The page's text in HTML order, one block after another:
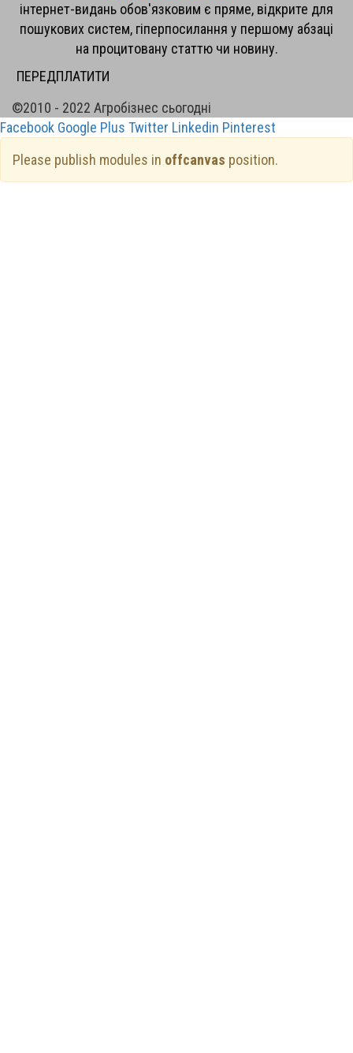
інтернет-видань обов'язковим є пряме, відкрите для
пошукових систем, гіперпосилання у першому абзаці
на процитовану статтю чи новину.
ПЕРЕДПЛАТИТИ
©2010 - 2022 Агробізнес сьогодні
Facebook Google Plus Twitter Linkedin Pinterest
Please publish modules in offcanvas position.